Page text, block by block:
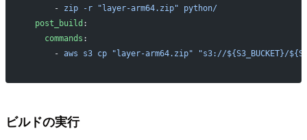
      -
zip -r "layer-arm64.zip" python/
  post_build
:
    commands
:
      -
aws s3 cp "layer-arm64.zip" "s3://${S3_BUCKET}/
ビルドの実行